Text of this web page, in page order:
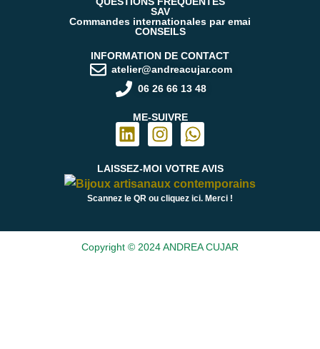
SAV
Commandes internationales par emai
CONSEILS
INFORMATION DE CONTACT
atelier@andreacujar.com
06 26 66 13 48
ME-SUIVRE
LAISSEZ-MOI VOTRE AVIS
Scannez le QR ou cliquez ici. Merci !
Copyright © 2024 ANDREA CUJAR